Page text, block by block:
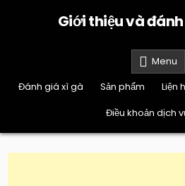
Giới thiệu và
Menu
Đánh giá xì gà
Sản phẩm Liện
Điều khoản dịch